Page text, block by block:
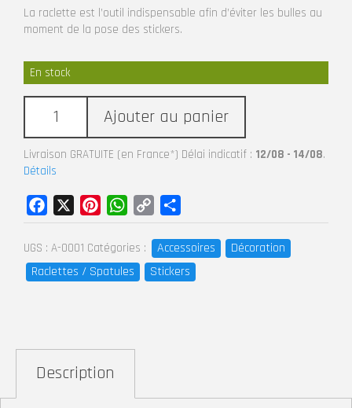
La raclette est l’outil indispensable afin d’éviter les bulles au
moment de la pose des stickers.
En stock
Ajouter au panier
Livraison GRATUITE (en France*) Délai indicatif : 12/08 - 14/08.
Détails
UGS : A-0001 Catégories : Accessoires
Décoration
Raclettes / Spatules
Stickers
Facebook PinterestWhatsApp
Copy
Link
Description